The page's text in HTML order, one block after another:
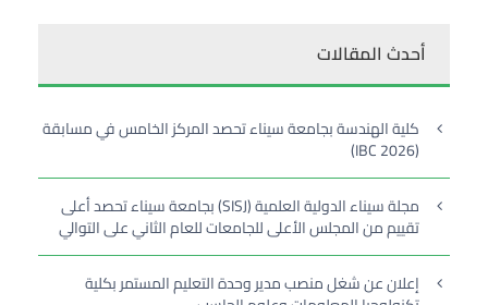
أحدث المقالات
كلية الهندسة بجامعة سيناء تحصد المركز الخامس في مسابقة
(IBC 2026)
مجلة سيناء الدولية العلمية (SISJ) بجامعة سيناء تحصد أعلى
تقييم من المجلس الأعلى للجامعات للعام الثاني على التوالي
إعلان عن شغل منصب مدير وحدة التعليم المستمر بكلية